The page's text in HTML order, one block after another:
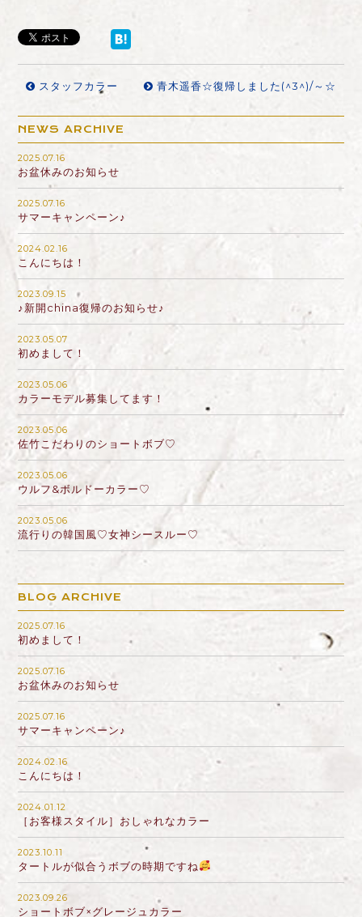
スタッフカラー 青木遥香☆復帰しました(^3^)/～☆
NEWS ARCHIVE
2025.07.16
お盆休みのお知らせ
2025.07.16
サマーキャンペーン♪
2024.02.16
こんにちは！
2023.09.15
♪新開china復帰のお知らせ♪
2023.05.07
初めまして！
2023.05.06
カラーモデル募集してます！
2023.05.06
佐竹こだわりのショートボブ♡
2023.05.06
ウルフ&ボルドーカラー♡
2023.05.06
流行りの韓国風♡女神シースルー♡
BLOG ARCHIVE
2025.07.16
初めまして！
2025.07.16
お盆休みのお知らせ
2025.07.16
サマーキャンペーン♪
2024.02.16
こんにちは！
2024.01.12
［お客様スタイル］おしゃれなカラー
2023.10.11
タートルが似合うボブの時期ですね
2023.09.26
ショートボブ×グレージュカラー